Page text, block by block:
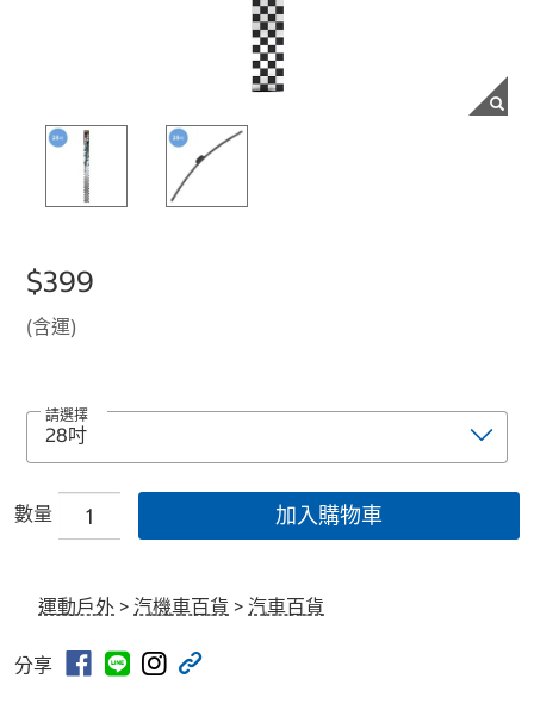
$399
(含運)
請選擇
數量 加入購物車
運動戶外 > 汽機車百貨 > 汽車百貨
分享